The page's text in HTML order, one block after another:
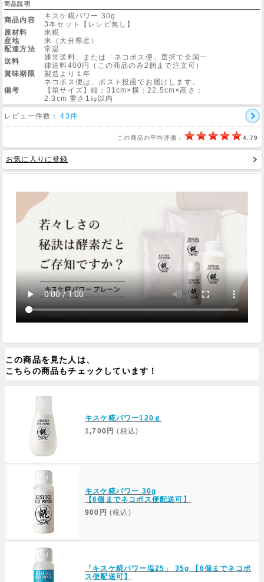
商品説明
商品内容
キスケ糀パワー 30g
3本セット【レシピ無し】
原材料
米糀
産地
米（大分県産）
配達方法
常温
送料
通常送料、または「ネコポス便」選択で全国一
律送料400円（この商品のみ2個まで注文可）
賞味期限
製造より１年
備考
ネコポス便は、ポスト投函でお届けします。
【箱サイズ】縦：31cm×横：22.5cm×高さ：
2.3cm 重さ1㎏以内
レビュー件数： 43件
この商品の平均評価： 4.79
お気に入りに登録
この商品を見た人は、
こちらの商品もチェックしています！
キスケ糀パワー120ｇ
1,700円 (税込)
キスケ糀パワー 30g
【6個までネコポス便配送可】
900円 (税込)
「キスケ糀パワー塩25」 35g 【6個までネコポ
ス便配送可】